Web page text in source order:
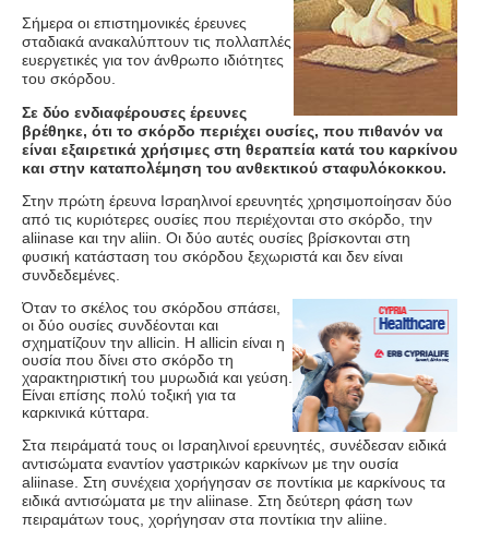
Σήμερα οι επιστημονικές έρευνες
σταδιακά ανακαλύπτουν τις πολλαπλές
ευεργετικές για τον άνθρωπο ιδιότητες
του σκόρδου.
Σε δύο ενδιαφέρουσες έρευνες
βρέθηκε, ότι το σκόρδο περιέχει ουσίες, που πιθανόν να
είναι εξαιρετικά χρήσιμες στη θεραπεία κατά του καρκίνου
και στην καταπολέμηση του ανθεκτικού σταφυλόκοκκου.
Στην πρώτη έρευνα Ισραηλινοί ερευνητές χρησιμοποίησαν δύο
από τις κυριότερες ουσίες που περιέχονται στο σκόρδο, την
aliinase και την aliin. Οι δύο αυτές ουσίες βρίσκονται στη
φυσική κατάσταση του σκόρδου ξεχωριστά και δεν είναι
συνδεδεμένες.
Όταν το σκέλος του σκόρδου σπάσει,
οι δύο ουσίες συνδέονται και
σχηματίζουν την allicin. Η allicin είναι η
ουσία που δίνει στο σκόρδο τη
χαρακτηριστική του μυρωδιά και γεύση.
Είναι επίσης πολύ τοξική για τα
καρκινικά κύτταρα.
Στα πειράματά τους οι Ισραηλινοί ερευνητές, συνέδεσαν ειδικά
αντισώματα εναντίον γαστρικών καρκίνων με την ουσία
aliinase . Στη συνέχεια χορήγησαν σε ποντίκια με καρκίνους τα
ειδικά αντισώματα με την aliinase . Στη δεύτερη φάση των
πειραμάτων τους χορήγησαν στα ποντίκια την aliine.